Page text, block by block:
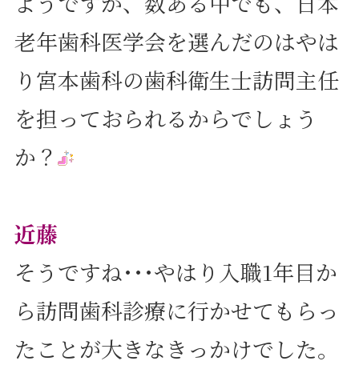
老年歯科医学会を選んだのはやは
り宮本歯科の歯科衛生士訪問主任
を担っておられるからでしょう
か？
近藤
そうですね･･･やはり入職1年目か
ら訪問歯科診療に行かせてもらっ
たことが大きなきっかけでした。